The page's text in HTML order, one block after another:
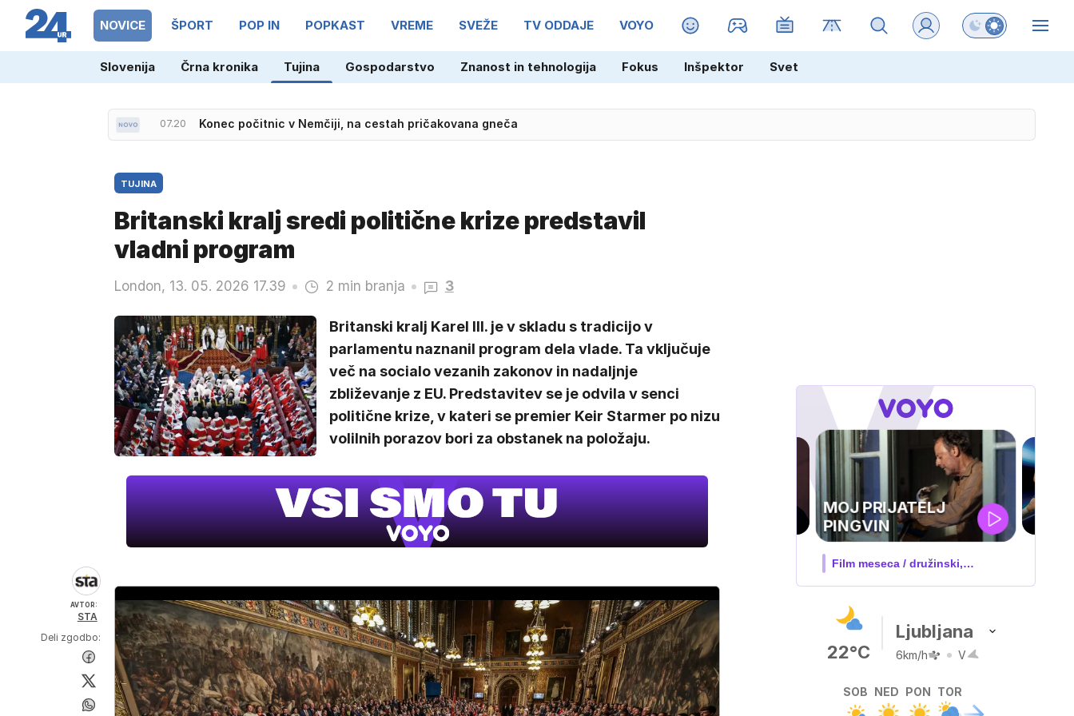
NOVICE ŠPORT POP IN POPKAST VREME SVEŽE TV ODDAJE VOYO MAGAZIN Preklopi barvni
Slovenija Črna kronika Tujina Gospodarstvo Znanost in tehnologija Fokus Inšpektor Svet
07.20 Konec počitnic v Nemčiji, na cestah pričakovana gneča
07.25 Šibila po zgodovinskem uspehu: V Sloveniji smo lahko zelo ponosni
TUJINA
Britanski kralj sredi politične krize predstavil
vladni program
London, 13. 05. 2026 17.39 2 min branja 3
Britanski kralj Karel III. je v skladu s tradicijo v
parlamentu naznanil program dela vlade. Ta vključuje
več na socialo vezanih zakonov in nadaljnje
zbliževanje z EU. Predstavitev se je odvila v senci
politične krize, v kateri se premier Keir Starmer po nizu
volilnih porazov bori za obstanek na položaju.
AVTOR:
STA
Deli zgodbo:
UEFA
SUPERPOKAL
V živo na VOYO: sreda ob 20.30
22°C
Ljubljana
6km/h V
SOB NED PON TOR